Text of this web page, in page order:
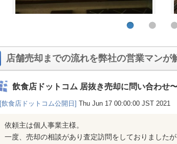
店舗売却までの流れを弊社の営業マンが
飲食店ドットコム 居抜き売却に問い合わせ
[飲食店ドットコム公開日] Thu Jun 17 00:00:00 JST 2021
依頼主は個人事業主様。
一度、売却の相談があり査定訪問をしておりましたが